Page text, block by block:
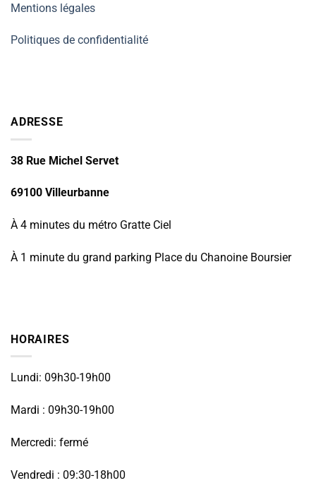
Mentions légales
Politiques de confidentialité
ADRESSE
38 Rue Michel Servet
69100 Villeurbanne
À 4 minutes du métro Gratte Ciel
À 1 minute du grand parking Place du Chanoine Boursier
HORAIRES
Lundi: 09h30-19h00
Mardi : 09h30-19h00
Mercredi: fermé
Vendredi : 09:30-18h00